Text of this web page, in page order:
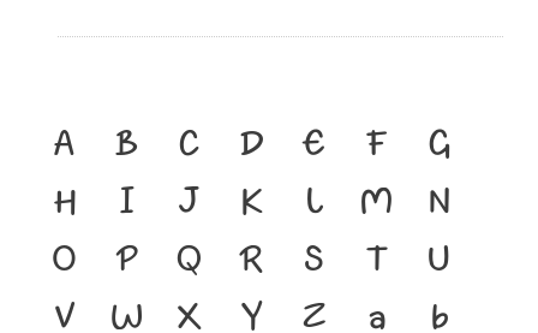
A B C D E F G
H I J K L M N
O P Q R S T U
V W X Y Z a b